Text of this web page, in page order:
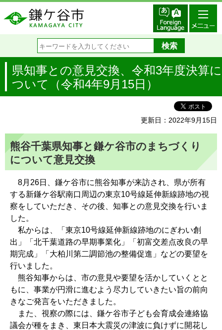
県知事との意見交換、令和3年度決算に
ついて（令和4年9月15日）
更新日：2022年9月15日
熊谷千葉県知事と鎌ケ谷市のまちづくり
について意見交換
8月26日、鎌ケ谷市に熊谷知事が来訪され、県が所有
する新鎌ケ谷駅南口周辺の東京10号線延伸新線跡地の視
察をしていただき、その後、知事との意見交換を行いま
した。
私からは、「東京10号線延伸新線跡地のにぎわい創
出」「北千葉道路の早期事業化」「初富交差点改良の早
期完成」「大柏川第二調節池の整備促進」などの要望を
行いました。
熊谷知事からは、市の意見や要望を活かしていくとと
もに、事業が円滑に進むよう尽力していきたい旨の前向
きなご発言をいただきました。
また、視察の際には、鎌ケ谷市子ども会育成会連絡協
議会が種をまき、東日本大震災の津波に負けずに開花し